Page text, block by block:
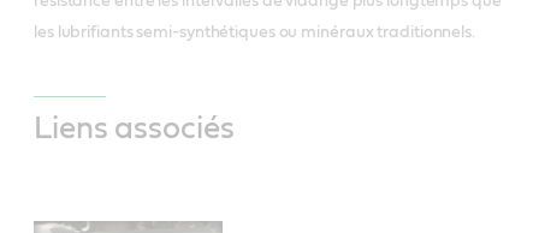
les lubrifiants semi-synthétiques ou minéraux traditionnels.
Liens associés